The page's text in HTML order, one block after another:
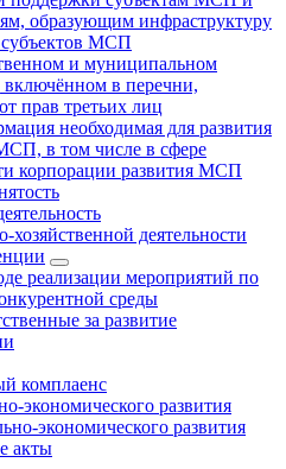
образующим инфраструктуру
МСП
и муниципальном
в перечни,
прав третьих лиц
необходимая для развития
в том числе в сфере
корпорации развития МСП
деятельности
реализации мероприятий по
среды
за развитие
комплаенс
экономического развития
экономического развития
акты